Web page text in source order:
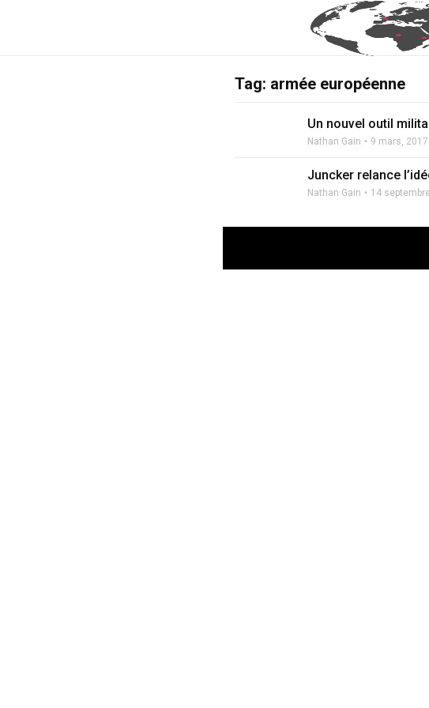
Tag: armée européenne
Un nouvel outil
Nathan Gain 9 mars, 2017
Juncker relance
Nathan Gain 14